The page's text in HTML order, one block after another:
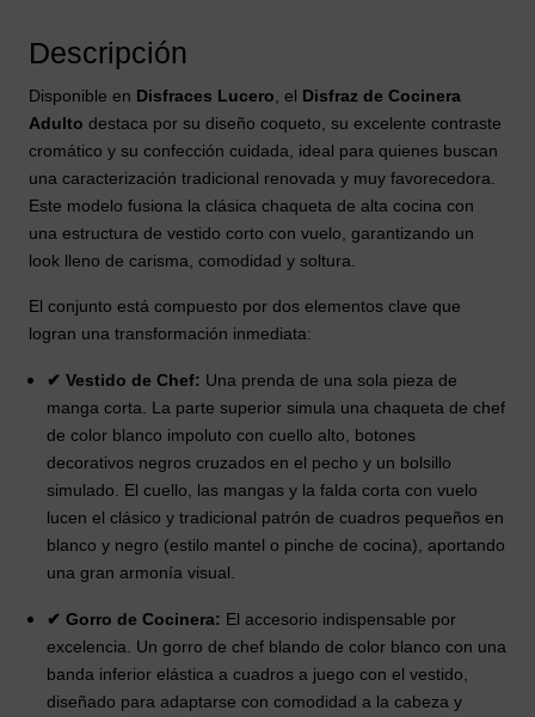
Descripción
Disponible en Disfraces Lucero , el Disfraz de Cocinera
Adulto destaca por su diseño coqueto, su excelente contraste
cromático y su confección cuidada, ideal para quienes buscan
una caracterización tradicional renovada y muy favorecedora.
Este modelo fusiona la clásica chaqueta de alta cocina con
una estructura de vestido corto con vuelo, garantizando un
look lleno de carisma, comodidad y soltura.
El conjunto está compuesto por dos elementos clave que
logran una transformación inmediata:
✔ Vestido de Chef: Una prenda de una sola pieza de
manga corta. La parte superior simula una chaqueta de chef
de color blanco impoluto con cuello alto, botones
decorativos negros cruzados en el pecho y un bolsillo
simulado. El cuello, las mangas y la falda corta con vuelo
lucen el clásico y tradicional patrón de cuadros pequeños en
blanco y negro (estilo mantel o pinche de cocina), aportando
una gran armonía visual.
✔ Gorro de Cocinera: El accesorio indispensable por
excelencia. Un gorro de chef blando de color blanco con una
banda inferior elástica a cuadros a juego con el vestido,
diseñado para adaptarse con comodidad a la cabeza y